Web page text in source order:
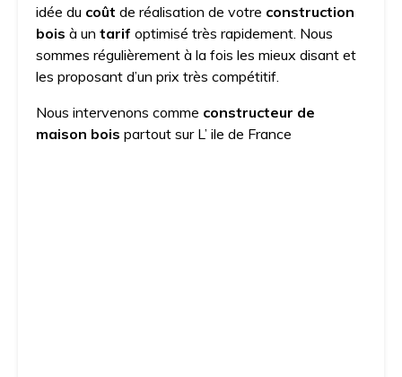
idée du coût de réalisation de votre construction
bois à un tarif optimisé très rapidement. Nous
sommes régulièrement à la fois les mieux disant et
les proposant d’un prix très compétitif.
Nous intervenons comme constructeur de
maison bois partout sur L’ ile de France